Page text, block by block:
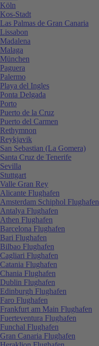
Köln
Kos-Stadt
Las Palmas de Gran Canaria
Lissabon
Madalena
Malaga
München
Paguera
Palermo
Playa del Ingles
Ponta Delgada
Porto
Puerto de la Cruz
Puerto del Carmen
Rethymnon
Reykjavik
San Sebastian (La Gomera)
Santa Cruz de Tenerife
Sevilla
Stuttgart
Valle Gran Rey
Alicante Flughafen
Amsterdam Schiphol Flughafen
Antalya Flughafen
Athen Flughafen
Barcelona Flughafen
Bari Flughafen
Bilbao Flughafen
Cagliari Flughafen
Catania Flughafen
Chania Flughafen
Dublin Flughafen
Edinburgh Flughafen
Faro Flughafen
Frankfurt am Main Flughafen
Fuerteventura Flughafen
Funchal Flughafen
Gran Canaria Flughafen